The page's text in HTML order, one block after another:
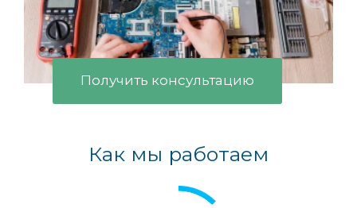
Получить консультацию
Как мы работаем